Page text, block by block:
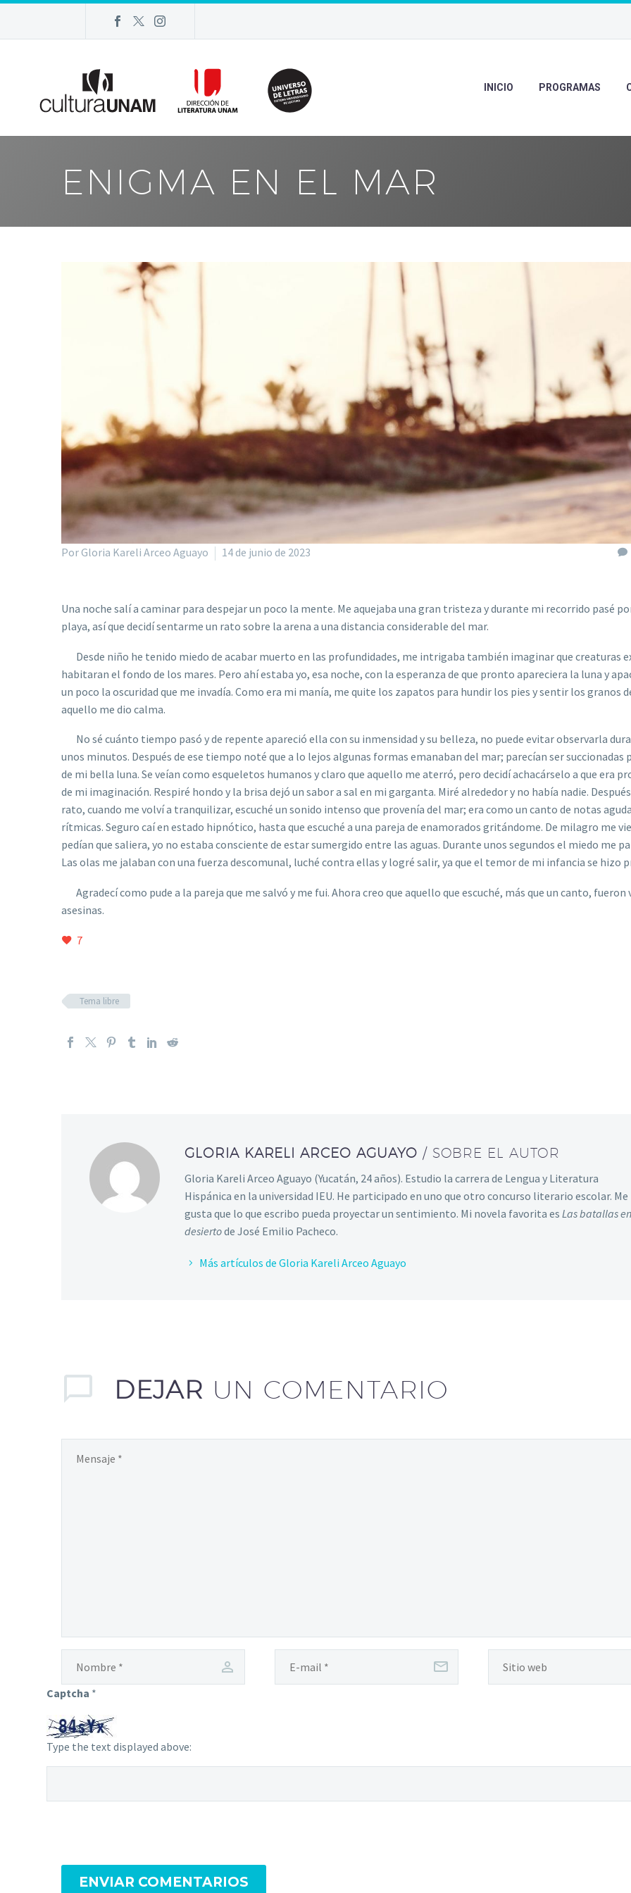
INICIO PROGRAMAS
ENIGMA EN EL MAR
Por Gloria Kareli Arceo Aguayo 14 de junio de 2023
Una noche salí a caminar para despejar un poco la mente. Me aquejaba una gran tristeza y durante mi recorrido pasé
playa, así que decidí sentarme un rato sobre la arena a una distancia considerable del mar.
Desde niño he tenido miedo de acabar muerto en las profundidades, me intrigaba también imaginar que creaturas
habitaran el fondo de los mares. Pero ahí estaba yo, esa noche, con la esperanza de que pronto apareciera la luna y
un poco la oscuridad que me invadía. Como era mi manía, me quite los zapatos para hundir los pies y sentir los granos
aquello me dio calma.
No sé cuánto tiempo pasó y de repente apareció ella con su inmensidad y su belleza, no puede evitar observarla
unos minutos. Después de ese tiempo noté que a lo lejos algunas formas emanaban del mar; parecían ser succionadas
de mi bella luna. Se veían como esqueletos humanos y claro que aquello me aterró, pero decidí achacárselo a que era
de mi imaginación. Respiré hondo y la brisa dejó un sabor a sal en mi garganta. Miré alrededor y no había nadie.
rato, cuando me volví a tranquilizar, escuché un sonido intenso que provenía del mar; era como un canto de notas
rítmicas. Seguro caí en estado hipnótico, hasta que escuché a una pareja de enamorados gritándome. De milagro me
pedían que saliera, yo no estaba consciente de estar sumergido entre las aguas. Durante unos segundos el miedo me
Las olas me jalaban con una fuerza descomunal, luché contra ellas y logré salir, ya que el temor de mi infancia se hizo
Agradecí como pude a la pareja que me salvó y me fui. Ahora creo que aquello que escuché, más que un canto, fueron
asesinas.
7
Tema libre
GLORIA KARELI ARCEO AGUAYO / SOBRE EL AUTOR
Gloria Kareli Arceo Aguayo (Yucatán, 24 años). Estudio la carrera de Lengua y Literatura
Hispánica en la universidad IEU. He participado en uno que otro concurso literario escolar. Me
gusta que lo que escribo pueda proyectar un sentimiento. Mi novela favorita es Las batallas
desiertode José Emilio Pacheco.
Más artículos de Gloria Kareli Arceo Aguayo
DEJAR UN COMENTARIO
Captcha *
Type the text displayed above:
ENVIAR COMENTARIOS